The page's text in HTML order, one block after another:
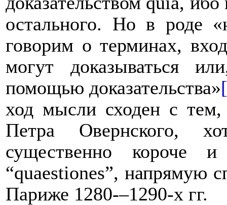
остального. Но в роде
говорим о терминах,
могут доказываться
помощью доказательства»
ход мысли сходен с
Петра Овернского,
существенно короче
“quaestiones”, напрямую
Париже 1280-–1290-х гг.